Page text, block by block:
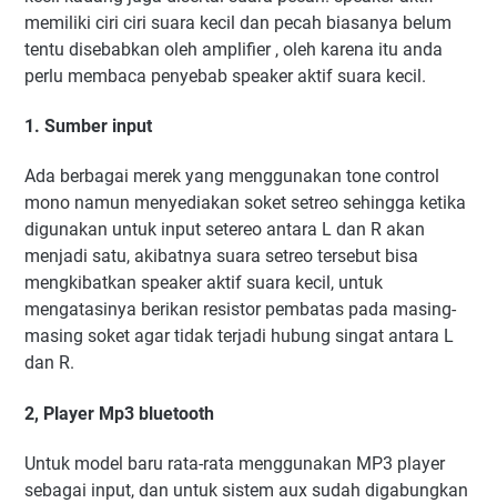
memiliki ciri ciri suara kecil dan pecah biasanya belum
tentu disebabkan oleh amplifier , oleh karena itu anda
perlu membaca penyebab speaker aktif suara kecil.
1. Sumber input
Ada berbagai merek yang menggunakan tone control
mono namun menyediakan soket setreo sehingga ketika
digunakan untuk input setereo antara L dan R akan
menjadi satu, akibatnya suara setreo tersebut bisa
mengkibatkan speaker aktif suara kecil, untuk
mengatasinya berikan resistor pembatas pada masing-
masing soket agar tidak terjadi hubung singat antara L
dan R.
2, Player Mp3 bluetooth
Untuk model baru rata-rata menggunakan MP3 player
sebagai input, dan untuk sistem aux sudah digabungkan